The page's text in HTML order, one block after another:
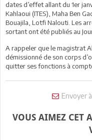
dates d’effet allant du 1er
Kahlaoui (ITES), Maha Ben
Bouajila, Lotfi Nalouti. Les
sortant ont été publiés au
A rappeler que le magistrat
démissionné de son corps
quitter ses fonctions à
Envoyer
VOUS AIMEZ CET